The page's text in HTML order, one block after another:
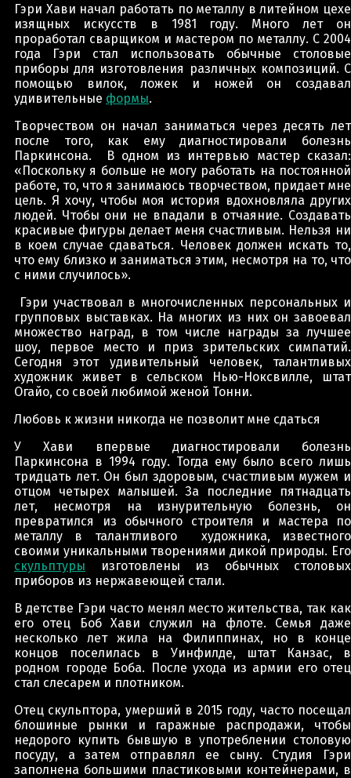
Гэри Хави начал работать по металлу в литейном цехе
изящных искусств в 1981 году. Много лет он
проработал сварщиком и мастером по металлу. С 2004
года Гэри стал использовать обычные столовые
приборы для изготовления различных композиций. С
помощью вилок, ложек и ножей он создавал
удивительные формы.
Творчеством он начал заниматься через десять лет
после того, как ему диагностировали болезнь
Паркинсона. В одном из интервью мастер сказал:
«Поскольку я больше не могу работать на постоянной
работе, то, что я занимаюсь творчеством, придает мне
цель. Я хочу, чтобы моя история вдохновляла других
людей. Чтобы они не впадали в отчаяние. Создавать
красивые фигуры делает меня счастливым. Нельзя ни
в коем случае сдаваться. Человек должен искать то,
что ему близко и заниматься этим, несмотря на то, что
с ними случилось».
Гэри участвовал в многочисленных персональных и
групповых выставках. На многих из них он завоевал
множество наград, в том числе награды за лучшее
шоу, первое место и приз зрительских симпатий.
Сегодня этот удивительный человек, талантливых
художник живет в сельском Нью-Ноксвилле, штат
Огайо, со своей любимой женой Тонни.
Любовь к жизни никогда не позволит мне сдаться
У Хави впервые диагностировали болезнь
Паркинсона в 1994 году. Тогда ему было всего лишь
тридцать лет. Он был здоровым, счастливым мужем и
отцом четырех малышей. За последние пятнадцать
лет, несмотря на изнурительную болезнь, он
превратился из обычного строителя и мастера по
металлу в талантливого художника, известного
своими уникальными творениями дикой природы. Его
скульптуры изготовлены из обычных столовых
приборов из нержавеющей стали.
В детстве Гэри часто менял место жительства, так как
его отец Боб Хави служил на флоте. Семья даже
несколько лет жила на Филиппинах, но в конце
концов поселилась в Уинфилде, штат Канзас, в
родном городе Боба. После ухода из армии его отец
стал слесарем и плотником.
Отец скульптора, умерший в 2015 году, часто посещал
блошиные рынки и гаражные распродажи, чтобы
недорого купить бывшую в употреблении столовую
посуду, а затем отправлял ее сыну. Студия Гэри
заполнена большими пластиковыми контейнерами, в